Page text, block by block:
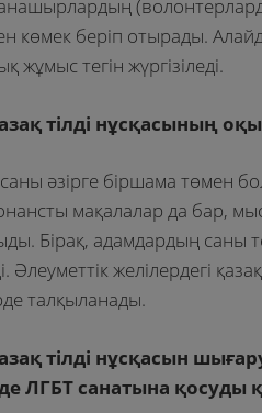
көмек беріп отырады.
жұмыс тегін жүргізіледі.
тілді нұсқасының
әзірге біршама төмен
мақалалар да бар,
Бірақ, адамдардың саны
Әлеуметтік желілердегі
талқыланады.
тілді нұсқасын
де ЛГБТ санатына қосуды